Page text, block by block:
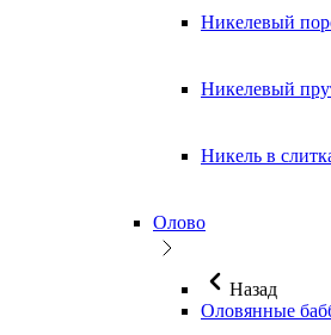
Никелевый
Никелевый
Никель в
Олово
Назад
Оловянные